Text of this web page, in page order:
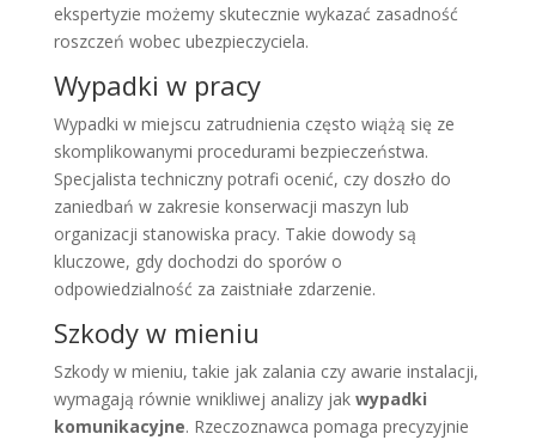
ekspertyzie możemy skutecznie wykazać zasadność
roszczeń wobec ubezpieczyciela.
Wypadki w pracy
Wypadki w miejscu zatrudnienia często wiążą się ze
skomplikowanymi procedurami bezpieczeństwa.
Specjalista techniczny potrafi ocenić, czy doszło do
zaniedbań w zakresie konserwacji maszyn lub
organizacji stanowiska pracy. Takie dowody są
kluczowe, gdy dochodzi do sporów o
odpowiedzialność za zaistniałe zdarzenie.
Szkody w mieniu
Szkody w mieniu, takie jak zalania czy awarie instalacji,
wymagają równie wnikliwej analizy jak wypadki
komunikacyjne. Rzeczoznawca pomaga precyzyjnie